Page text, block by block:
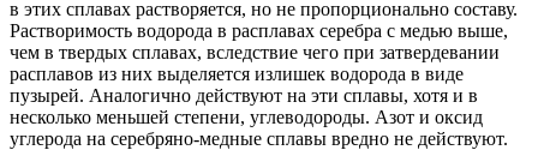
в этих сплавах растворяется, но не пропорционально составу.
Растворимость водорода в расплавах серебра с медью выше,
чем в твердых сплавах, вследствие чего при затвердевании
расплавов из них выделяется излишек водорода в виде
пузырей. Аналогично действуют на эти сплавы, хотя и в
несколько меньшей степени, углеводороды. Азот и оксид
углерода на серебряно-медные сплавы вредно не действуют.